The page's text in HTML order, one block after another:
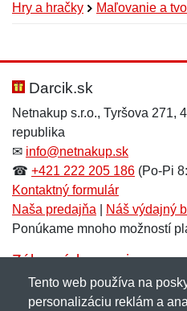
Hry a hračky Maľovanie a
Hodnotenie:
Meno:*
E-mail:
Správa*
Meno:
E-mail:*
Správa*
Darcik.sk
Netnakup s.r.o., Tyršova 271,
republika
✉ info@netnakup.sk
☎ +421 222 205 186 (Po-Pi
Kontaktný formulár
Naša predajňa
Náš výdajný
Ponúkame mnoho možností
Zákaznícky servis
Novinky emailom
Tento web používa na
personalizáciu reklám a